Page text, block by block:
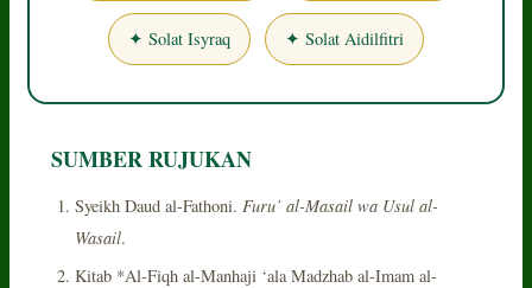
✦ Solat Isyraq ✦ Solat Aidilfitri
SUMBER RUJUKAN
Syeikh Daud al-Fathoni.Furu’ al-Masail wa Usul al-
Wasail.
Kitab *Al-Fiqh al-Manhaji ‘ala Madzhab al-Imam al-